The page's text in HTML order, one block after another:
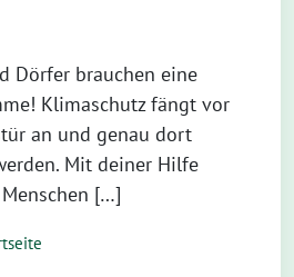
Dörfer brauchen eine
Klimaschutz fängt vor
an und genau dort
Mit deiner Hilfe
[…]